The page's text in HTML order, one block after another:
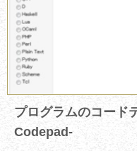
プログラムのコード
Codepad-